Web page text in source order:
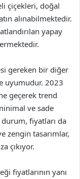
çiçekleri, doğal
alınabilmektedir.
yapay
gereken bir diğer
uyumudur. 2023
geçerek trend
ve sade
fiyatları da
zengin tasarımlar,
çıkıyor.
fiyatlarının yanı